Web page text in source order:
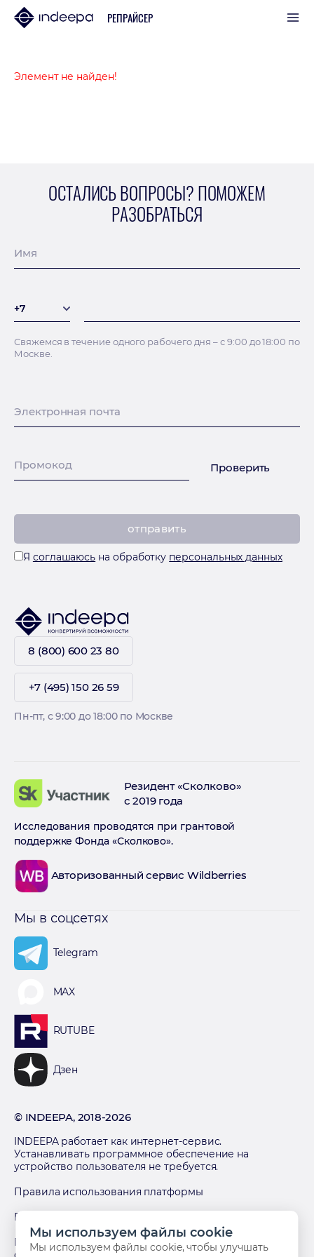
РЕПРАЙСЕР
Элемент не найден!
ОСТАЛИСЬ ВОПРОСЫ? ПОМОЖЕМ
РАЗОБРАТЬСЯ
Имя
+7
+7
Свяжемся в течение одного рабочего дня – с 9:00 до 18:00 по
Москве.
Электронная почта
Промокод Проверить
Я соглашаюсь на обработку персональных данных
8 (800) 600 23 80
+7 (495) 150 26 59
Пн-пт, с 9:00 до 18:00 по Москве
Резидент «Сколково»
с 2019 года
Исследования проводятся при грантовой
поддержке Фонда «Сколково».
Авторизованный сервис Wildberries
Мы в соцсетях
Telegram
MAX
RUTUBE
Дзен
© INDEEPA, 2018-2026
INDEEPA работает как интернет-сервис.
Устанавливать программное обеспечение на
устройство пользователя не требуется.
Правила использования платформы
Политика обработки персональных данных
Политика в отношении использования файлов
Мы используем файлы cookie
Мы используем файлы cookie, чтобы улучшать